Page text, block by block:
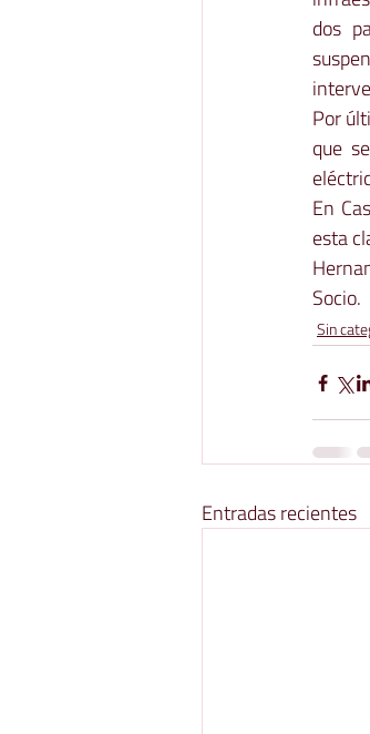
dos
Por
que
En
esta
Socio.
Sin
Entradas recientes